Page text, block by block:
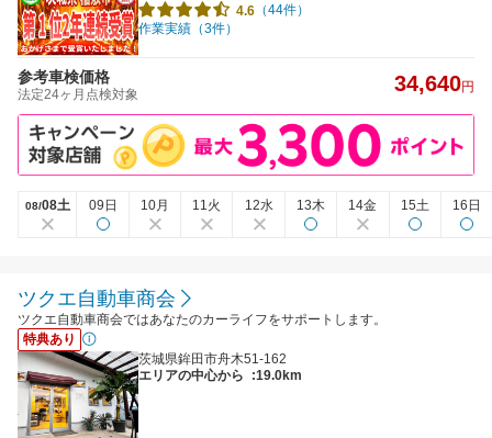
4.6 （44件）
作業実績（3件）
参考車検価格
法定24ヶ月点検対象 34,640円
08/08土 09日 10月 11火 12水 13木 14金 15土 16日
ツクエ自動車商会
ツクエ自動車商会ではあなたのカーライフをサポートします。
特典あり
茨城県鉾田市舟木51-162
エリアの中心から
:19.0km